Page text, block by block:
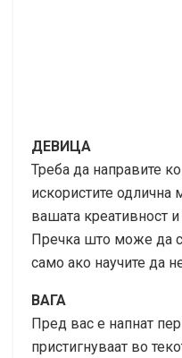
ДЕВИЦА
Треба да направите
искористите одлична
вашата креативност и
Пречка што може да
само ако научите да
ВАГА
Пред вас е напнат
пристигнуваат во